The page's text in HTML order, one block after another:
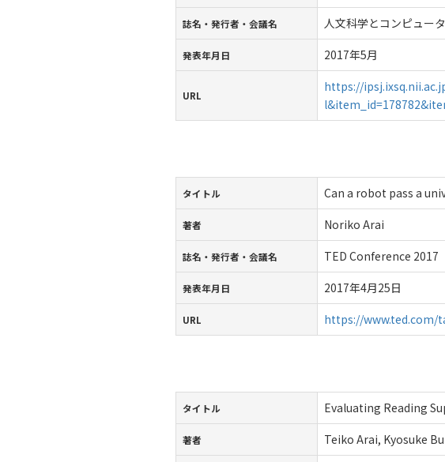
誌名・発行者・会議名 人文科学とコンピュー
発表年月日 2017年5月
URL
https://
タイトル Can a robot pass a
著者 Noriko Arai
誌名・発行者・会議名 TED Conference 2017
発表年月日 2017年4月25日
URL https://www.ted.com/
タイトル Evaluating Reading
著者 Teiko Arai, Kyosuke